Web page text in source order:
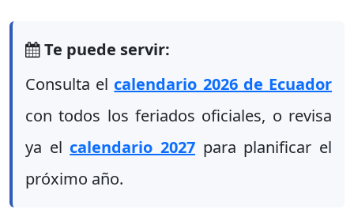
Te puede servir:
Consulta el calendario 2026 de Ecuador
con todos los feriados oficiales, o revisa
ya el calendario 2027 para planificar el
próximo año.